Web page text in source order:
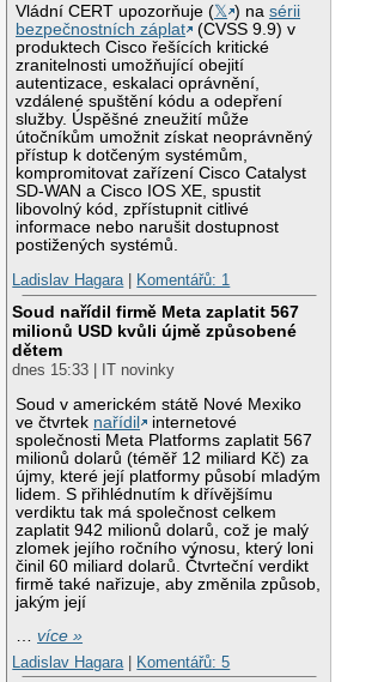
Vládní CERT upozorňuje (𝕏 ) nasérii
bezpečnostních záplat
(CVSS 9.9) v
produktech Cisco řešících kritické
zranitelnosti umožňující obejití
autentizace, eskalaci oprávnění,
vzdálené spuštění kódu a odepření
služby. Úspěšné zneužití může
útočníkům umožnit získat neoprávněný
přístup k dotčeným systémům,
kompromitovat zařízení Cisco Catalyst
SD-WAN a Cisco IOS XE, spustit
libovolný kód, zpřístupnit citlivé
informace nebo narušit dostupnost
postižených systémů.
Ladislav Hagara| Komentářů: 1
Soud nařídil firmě Meta zaplatit 567
milionů USD kvůli újmě způsobené
dětem
dnes 15:33 | IT novinky
Soud v americkém státě Nové Mexiko
ve čtvrtek nařídil
internetové
společnosti Meta Platforms zaplatit 567
milionů dolarů (téměř 12 miliard Kč) za
újmy, které její platformy působí mladým
lidem. S přihlédnutím k dřívějšímu
verdiktu tak má společnost celkem
zaplatit 942 milionů dolarů, což je malý
zlomek jejího ročního výnosu, který loni
činil 60 miliard dolarů. Čtvrteční verdikt
firmě také nařizuje, aby změnila způsob,
jakým její
…více »
Ladislav Hagara
Komentářů: 5